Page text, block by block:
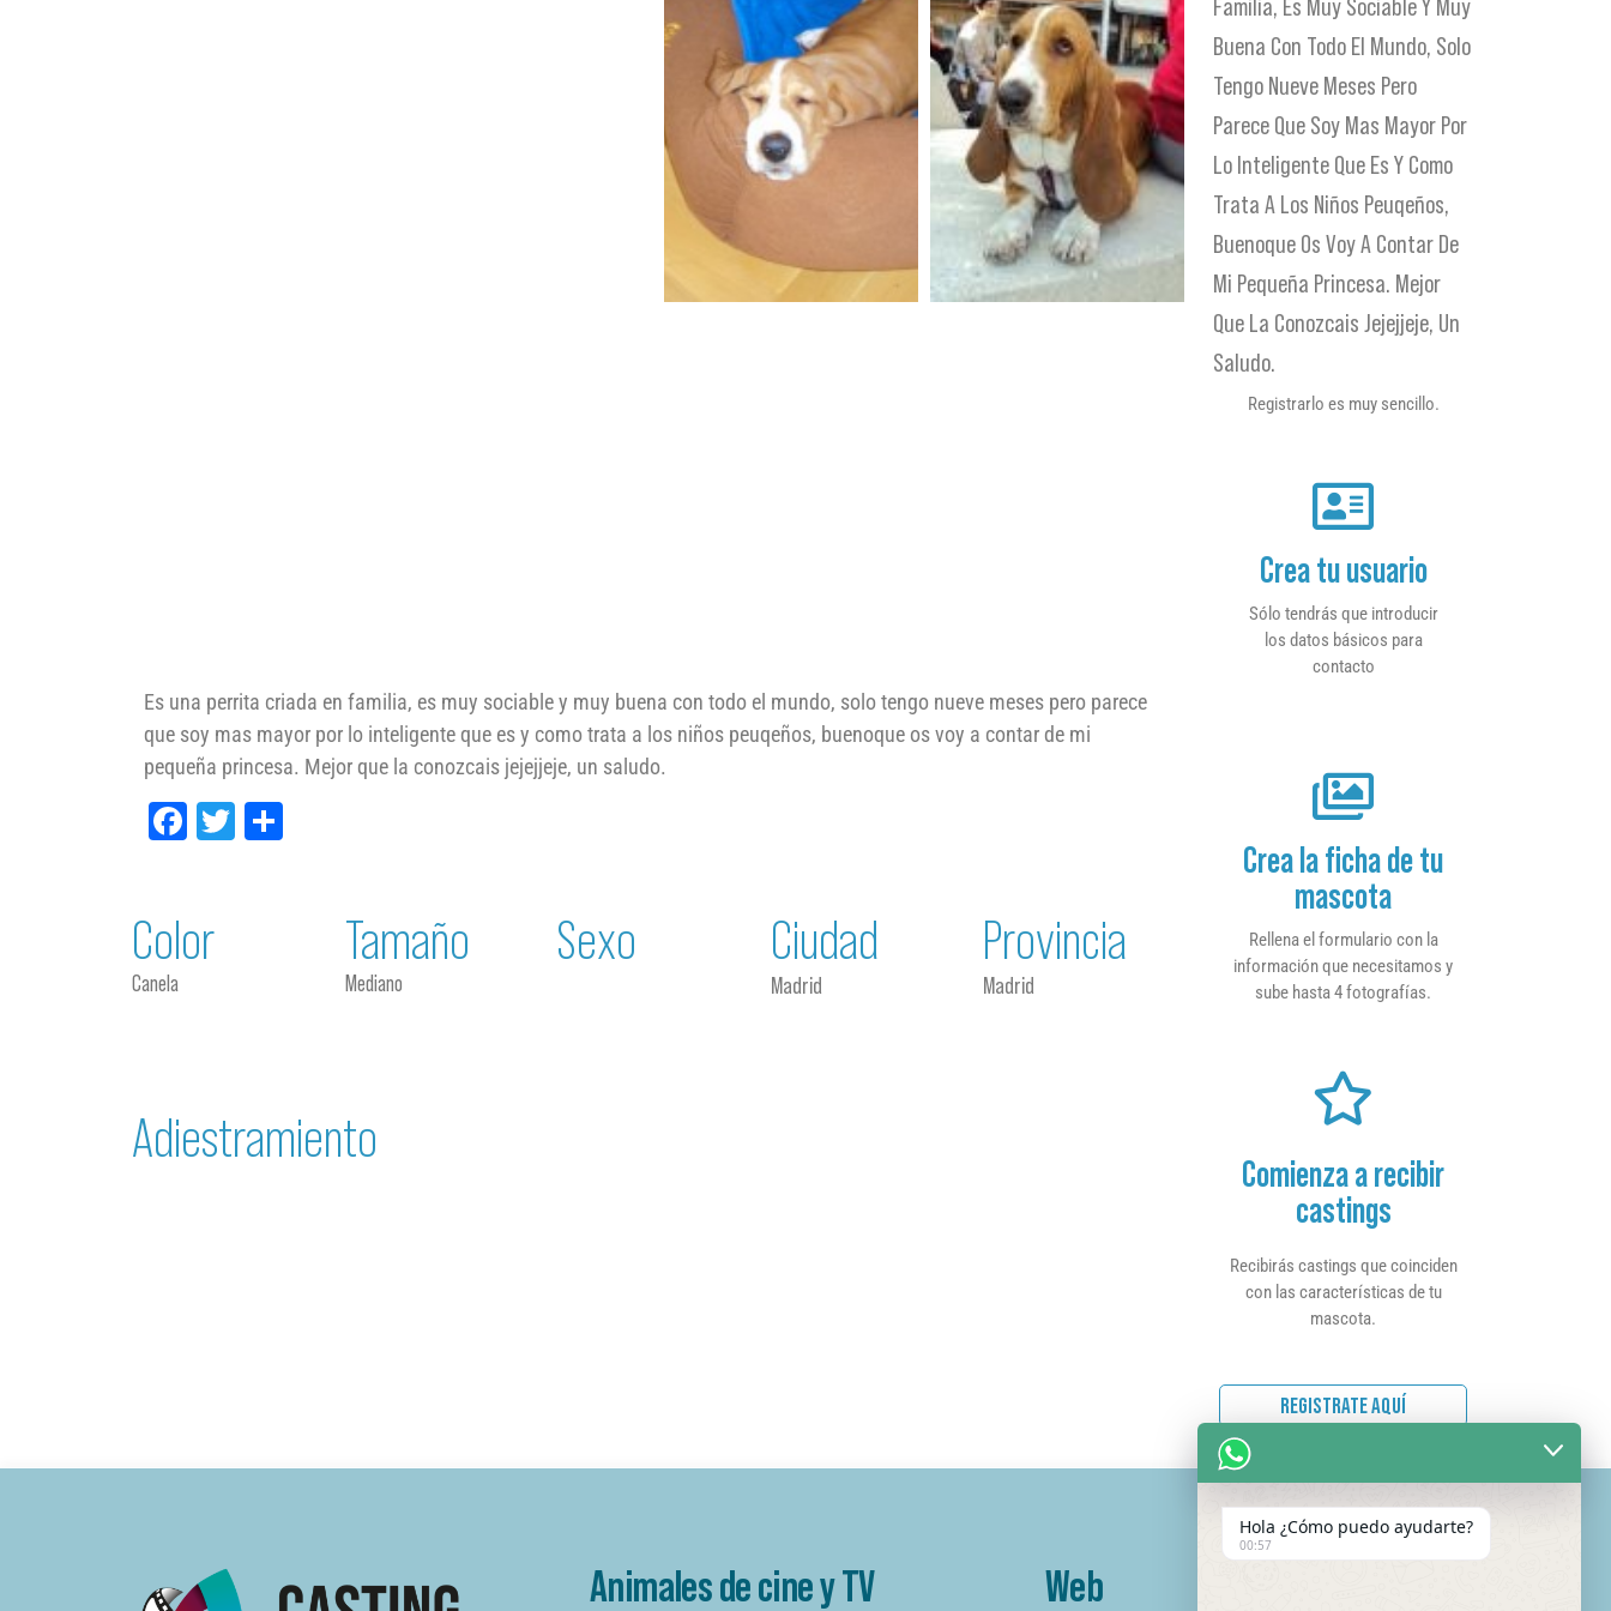
Es una perrita criada en familia, es muy sociable y muy buena con todo el mundo, solo tengo nueve meses pero parece
que soy mas mayor por lo inteligente que es y como trata a los niños peuqeños, buenoque os voy a contar de mi
pequeña princesa. Mejor que la conozcais jejejjeje, un saludo.
Facebook
Twitter
Color
Canela
Tamaño
Mediano
Sexo Ciudad
Madrid
Provincia
Madrid
Adiestramiento
Familia, Es Muy Sociable Y Muy
Buena Con Todo El Mundo, Solo
Tengo Nueve Meses Pero
Parece Que Soy Mas Mayor Por
Lo Inteligente Que Es Y Como
Trata A Los Niños Peuqeños,
Buenoque Os Voy A Contar De
Mi Pequeña Princesa. Mejor
Que La Conozcais Jejejjeje, Un
Saludo.
Registrarlo es muy sencillo.
Crea tu usuario
Sólo tendrás que introducir
los datos básicos para
contacto
Crea la ficha de tu
mascota
Rellena el formulario con la
información que necesitamos y
sube hasta 4 fotografías.
Comienza a recibir
castings
Recibirás castings que coinciden
con las características de tu
mascota.
REGISTRATE AQUÍ
Animales de cine y TV Web
Hola ¿Cómo puedo ayudarte?
00:57